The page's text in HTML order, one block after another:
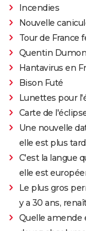
Incendies
Nouvelle
Tour de France
Quentin
Hantavirus en
Bison Futé
Lunettes pour
Carte de
Une nouvelle
elle est plus
C'est la langue
elle est
Le plus gros
y a 30 ans,
Quelle amende